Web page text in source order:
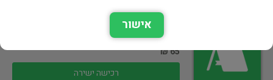
An American History vol 1 2
היסטוריה
65 ₪
רכישה ישירה
אישור